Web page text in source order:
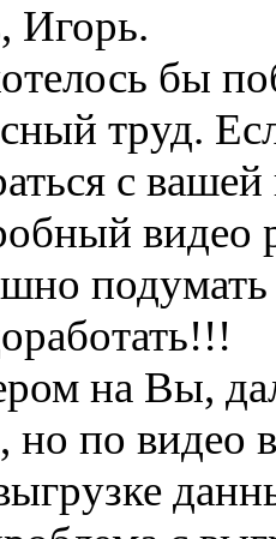
Игорь.
бы
труд.
с
видео
на Вы,
но по видео